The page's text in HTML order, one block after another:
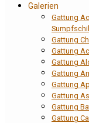
Galerien
Gattung
Gattung
Gattung
Gattung
Gattung
Gattung
Gattung
Gattung
Gattung